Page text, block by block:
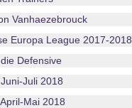
Vanhaezebrouck
Europa League 2017-2018
Defensive
Juli 2018
Mai 2018